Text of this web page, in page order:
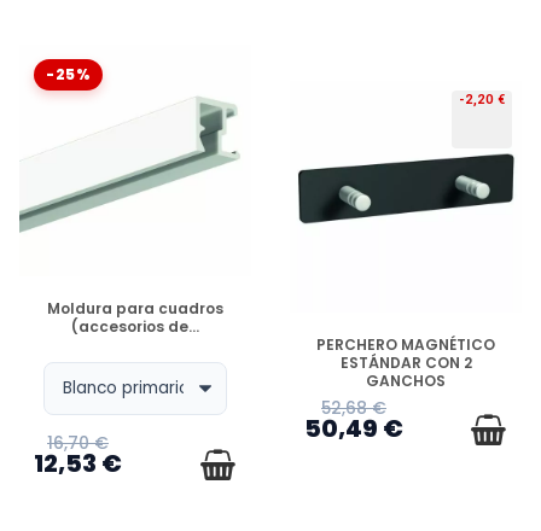
-25%
DISPONIBLE
Moldura para cuadros
(accesorios de...
16,70 €
12,53 €
-2,20 €
DISPONIBLE
PERCHERO MAGNÉTICO
ESTÁNDAR CON 2
GANCHOS
52,68 €
50,49 €